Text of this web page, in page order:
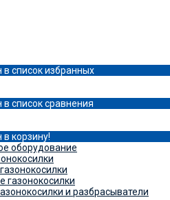
в список избранных
в список сравнения
в корзину!
оборудование
газонокосилки
и разбрасыватели